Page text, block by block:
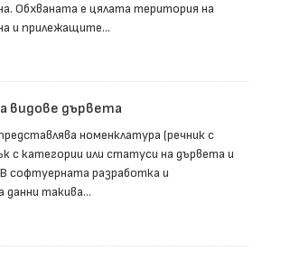
Обхваната е цялата територия на
и прилежащите...
видове дървета
номенклатура (речник с
с категории или статуси на дървета и
софтуерната разработка и
данни такива...